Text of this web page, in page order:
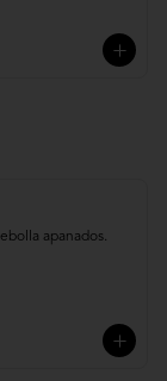
apanados.